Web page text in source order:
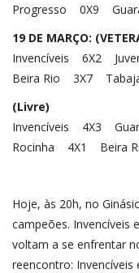
Progresso 0X9
19 DE MARÇO:
Invencíveis 6X2
Beira Rio 3X7
(Livre)
Invencíveis 4X3
Rocinha 4X1 Beira
Hoje, às 20h, no
campeões. Invencíveis
voltam a se enfrentar
reencontro: Invencíveis